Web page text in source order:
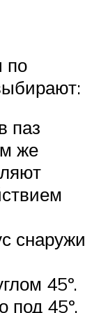
по
паз
же
снаружи
45º.
под 45º.